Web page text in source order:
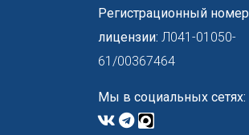
Регистрационный номер
лицензии: Л041-01050-
61/00367464
Мы в социальных сетях: